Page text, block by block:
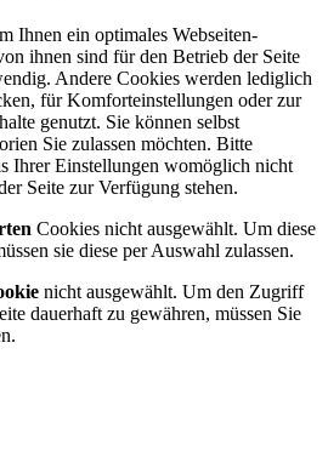
Ihnen ein optimales Webseiten-
ihnen sind für den Betrieb der Seite
Andere Cookies werden lediglich
für Komforteinstellungen oder zur
genutzt. Sie können selbst
Sie zulassen möchten. Bitte
Ihrer Einstellungen womöglich nicht
Seite zur Verfügung stehen.
Cookies nicht ausgewählt. Um diese
sie diese per Auswahl zulassen.
nicht ausgewählt. Um den Zugriff
dauerhaft zu gewähren, müssen Sie